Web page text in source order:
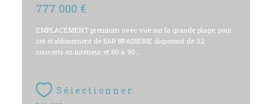
777 000 €
EMPLACEMENT premium avec vue sur la grande plage, pour
cet établissement de BAR BRASSERIE disposant de 32
couverts en intérieur et 80 à 90...
Sélectionner